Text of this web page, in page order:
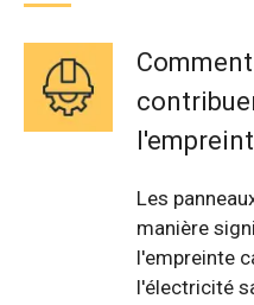
Les
manière
l'empreinte
l'électricité